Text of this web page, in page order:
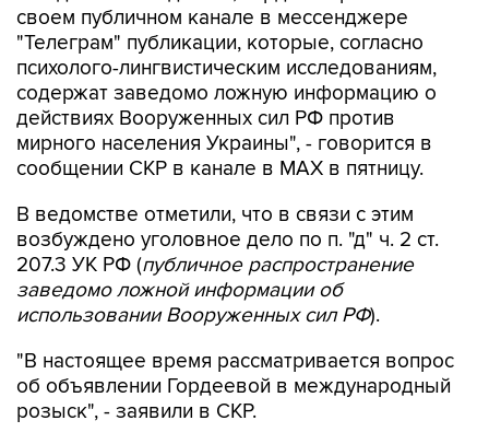
своем публичном канале в мессенджере
"Телеграм" публикации, которые, согласно
психолого-лингвистическим исследованиям,
содержат заведомо ложную информацию о
действиях Вооруженных сил РФ против
мирного населения Украины", - говорится в
сообщении СКР в канале в MAX в пятницу.
В ведомстве отметили, что в связи с этим
возбуждено уголовное дело по п. "д" ч. 2 ст.
207.3 УК РФ (публичное распространение
заведомо ложной информации об
использовании Вооруженных сил РФ).
"В настоящее время рассматривается вопрос
об объявлении Гордеевой в международный
розыск", - заявили в СКР.